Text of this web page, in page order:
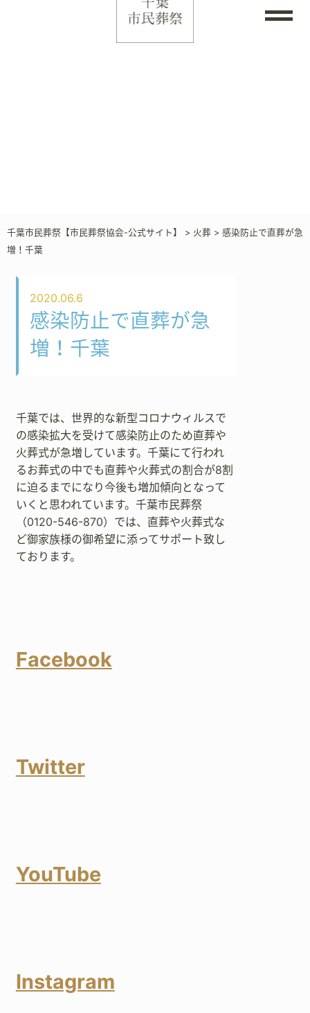
千葉市民葬祭【市民葬祭協会-公式サイト】 > 火葬 > 感染防止で直葬が急
増！千葉
2020.06.6
感染防止で直葬が急
増！千葉
千葉では、世界的な新型コロナウィルスで
の感染拡大を受けて感染防止のため直葬や
火葬式が急増しています。千葉にて行われ
るお葬式の中でも直葬や火葬式の割合が8割
に迫るまでになり今後も増加傾向となって
いくと思われています。千葉市民葬祭
（0120-546-870）では、直葬や火葬式な
ど御家族様の御希望に添ってサポート致し
ております。
Facebook
Twitter
YouTube
Instagram